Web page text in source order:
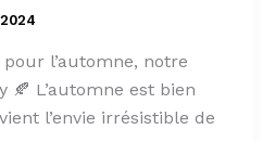
l’automne, notre
🍂 L’automne est bien
l’envie irrésistible de